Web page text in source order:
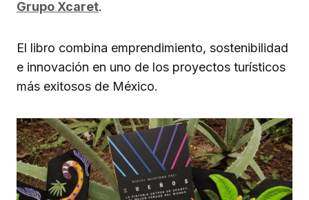
Grupo Xcaret.
El libro combina emprendimiento, sostenibilidad
e innovación en uno de los proyectos turísticos
más exitosos de México.